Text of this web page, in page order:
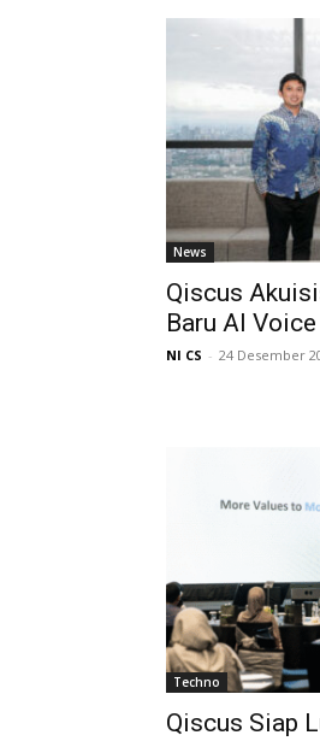
News
Qiscus
Baru AI
NI CS - 24 Desember
Techno
Qiscus Siap